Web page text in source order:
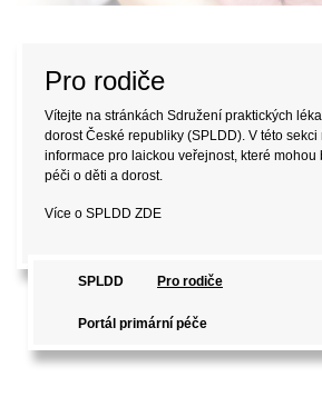
Pro rodiče
Vítejte na stránkách Sdružení praktických
dorost České republiky (SPLDD). V této sekci
informace pro laickou veřejnost, které mohou
péči o děti a dorost.
Více o SPLDD ZDE
SPLDD Pro rodiče
Portál primární péče